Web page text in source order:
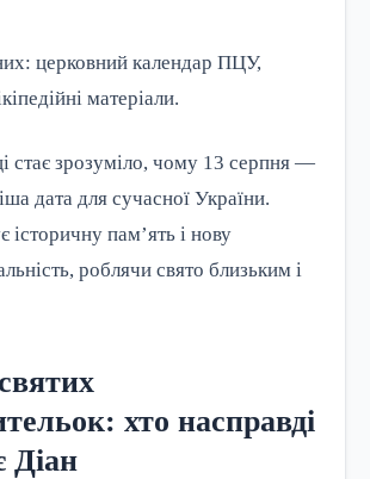
церковний календар ПЦУ,
матеріали.
стає зрозуміло, чому 13 серпня —
дата для сучасної України.
історичну пам’ять і нову
роблячи свято близьким і
хто насправді
Діан